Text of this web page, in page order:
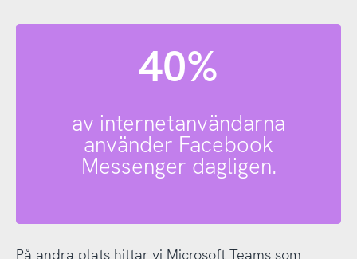
40%
av internetanvändarna
använder Facebook
Messenger dagligen.
På andra plats hittar vi Microsoft Teams som